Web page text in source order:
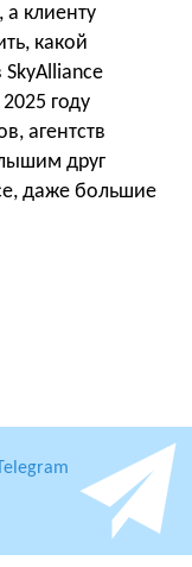
клиенту
какой
году
агентств
друг
даже большие